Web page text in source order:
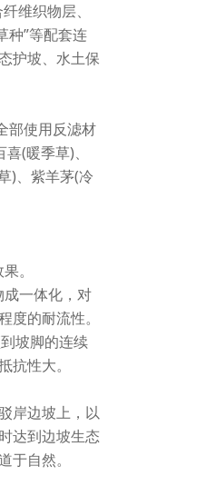
维织物层、
种”等配套连
护坡、水土保
使用反滤材
(暖季草)、
)、紫羊茅(冷
。
一体化，对
度的耐流性。
坡脚的连续
抗性大。
岸边坡上，以
达到边坡生态
于自然。